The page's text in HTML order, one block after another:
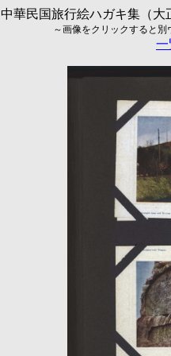
中華民国旅行絵ハガキ集（
～画像をクリックすると
一